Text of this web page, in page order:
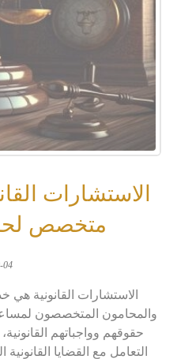
الاستشارات
متخصص
04
الاستشارات القانونية هي
والمحامون المتخصصون
حقوقهم وواجباتهم
التعامل مع القضايا